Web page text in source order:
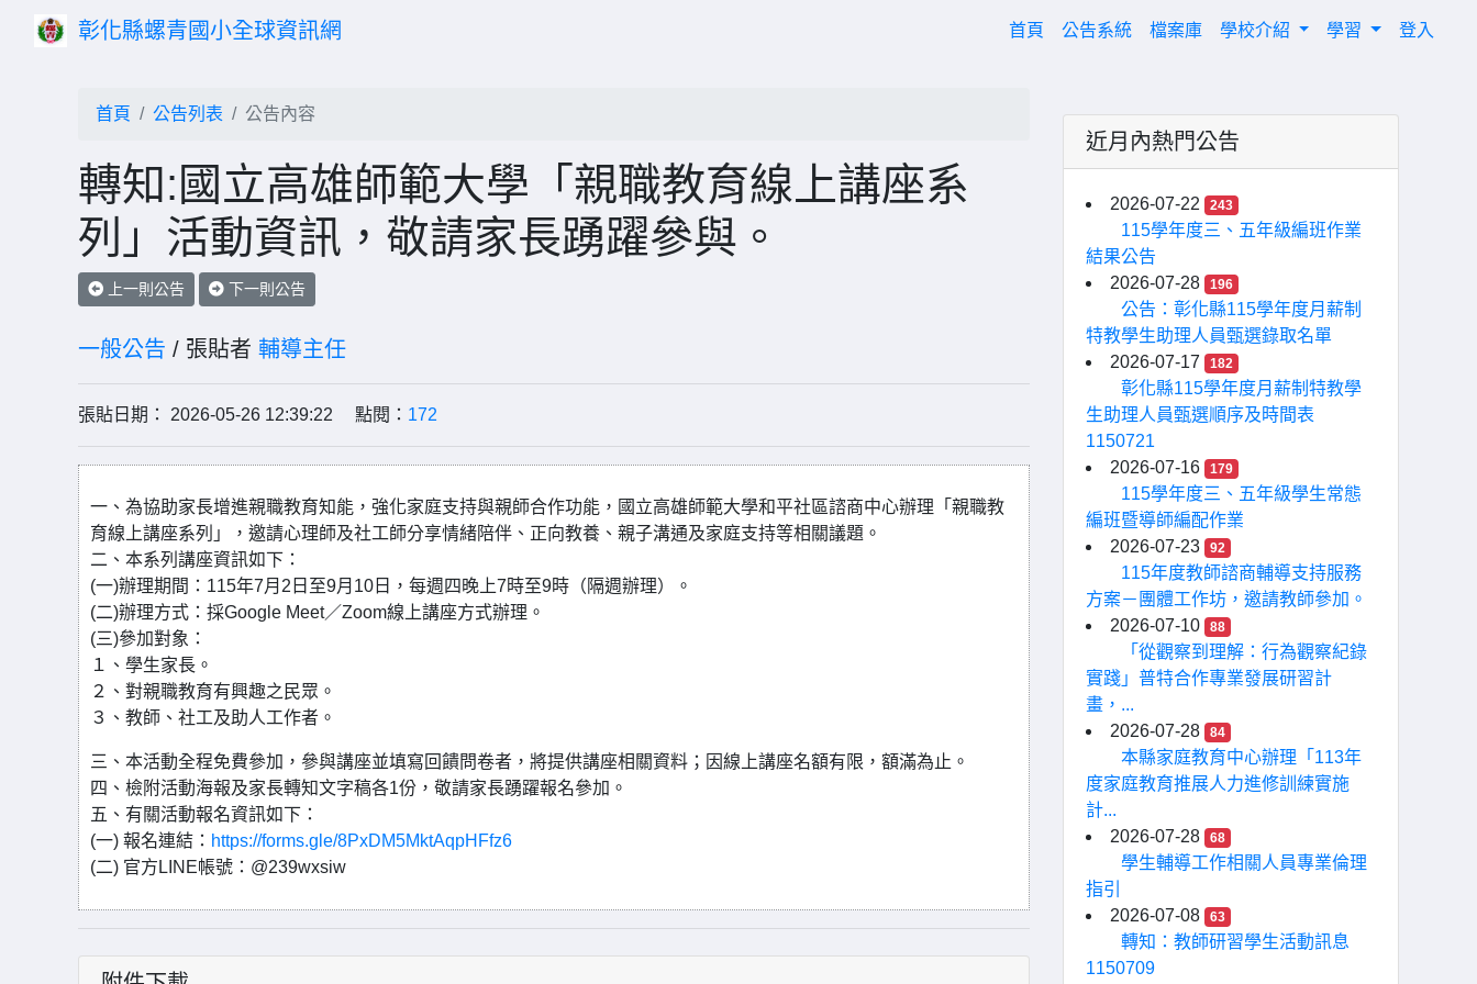
彰化縣螺青國小全球資訊網 首頁(current)
公告系統 檔案庫 學校介紹 學習 登入
首頁 公告列表 公告內容
轉知:國立高雄師範大學「親職教育線上講座系
列」活動資訊，敬請家長踴躍參與。
上一則公告 下一則公告
一般公告 / 張貼者 輔導主任
張貼日期： 2026-05-26 12:39:22 點閱： 172
一、為協助家長增進親職教育知能，強化家庭支持與親師合作功能，國立高雄師範大學和平社區諮商中心辦理「親職教
育線上講座系列」，邀請心理師及社工師分享情緒陪伴、正向教養、親子溝通及家庭支持等相關議題。
二、本系列講座資訊如下：
(一)辦理期間：115年7月2日至9月10日，每週四晚上7時至9時（隔週辦理）。
(二)辦理方式：採Google Meet／Zoom線上講座方式辦理。
(三)參加對象：
１、學生家長。
２、對親職教育有興趣之民眾。
３、教師、社工及助人工作者。
三、本活動全程免費參加，參與講座並填寫回饋問卷者，將提供講座相關資料；因線上講座名額有限，額滿為止。
四、檢附活動海報及家長轉知文字稿各1份，敬請家長踴躍報名參加。
五、有關活動報名資訊如下：
(一) 報名連結： https://forms.gle/8PxDM5MktAqpHFfz6
(二) 官方LINE帳號：@239wxsiw
近月內熱門公告
2026-07-22 243
115學年度三、五年級編班作業
結果公告
2026-07-28
196
公告：彰化縣115學年度月薪制
特教學生助理人員甄選錄取名單
2026-07-17
182
彰化縣115學年度月薪制特教學
生助理人員甄選順序及時間表
1150721
2026-07-16
179
115學年度三、五年級學生常態
編班暨導師編配作業
2026-07-23
92
115年度教師諮商輔導支持服務
方案－團體工作坊，邀請教師參加。
2026-07-10
88
「從觀察到理解：行為觀察紀錄
實踐」普特合作專業發展研習計
畫，...
2026-07-28
84
本縣家庭教育中心辦理「113年
度家庭教育推展人力進修訓練實施
計...
2026-07-28
68
學生輔導工作相關人員專業倫理
指引
2026-07-08
63
轉知：教師研習學生活動訊息
1150709